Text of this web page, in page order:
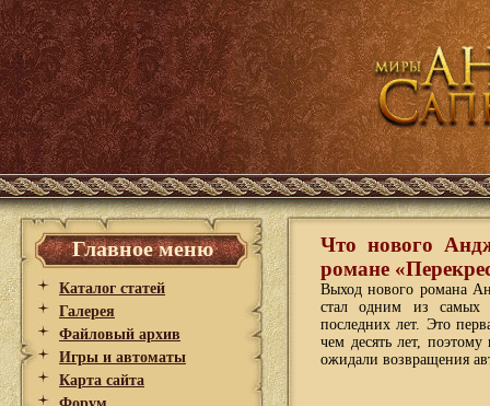
Главное меню
Каталог статей
Галерея
Файловый архив
Игры и автоматы
Карта сайта
Что нового
романе
Выход нового романа
стал одним из самых
последних лет. Это
чем десять лет,
ожидали возвращения